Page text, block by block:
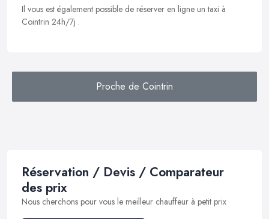
Il vous est également possible de réserver en ligne un taxi à
Cointrin 24h/7j .
Proche de Cointrin
Réservation / Devis / Comparateur
des prix
Nous cherchons pour vous le meilleur chauffeur à petit prix